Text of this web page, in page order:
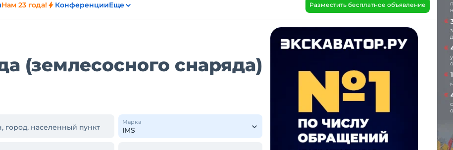
Нам 23 года! КонференцииЕще Разместить бесплатное объявление
(землесосного снаряда)
город, населенный пункт
Марка